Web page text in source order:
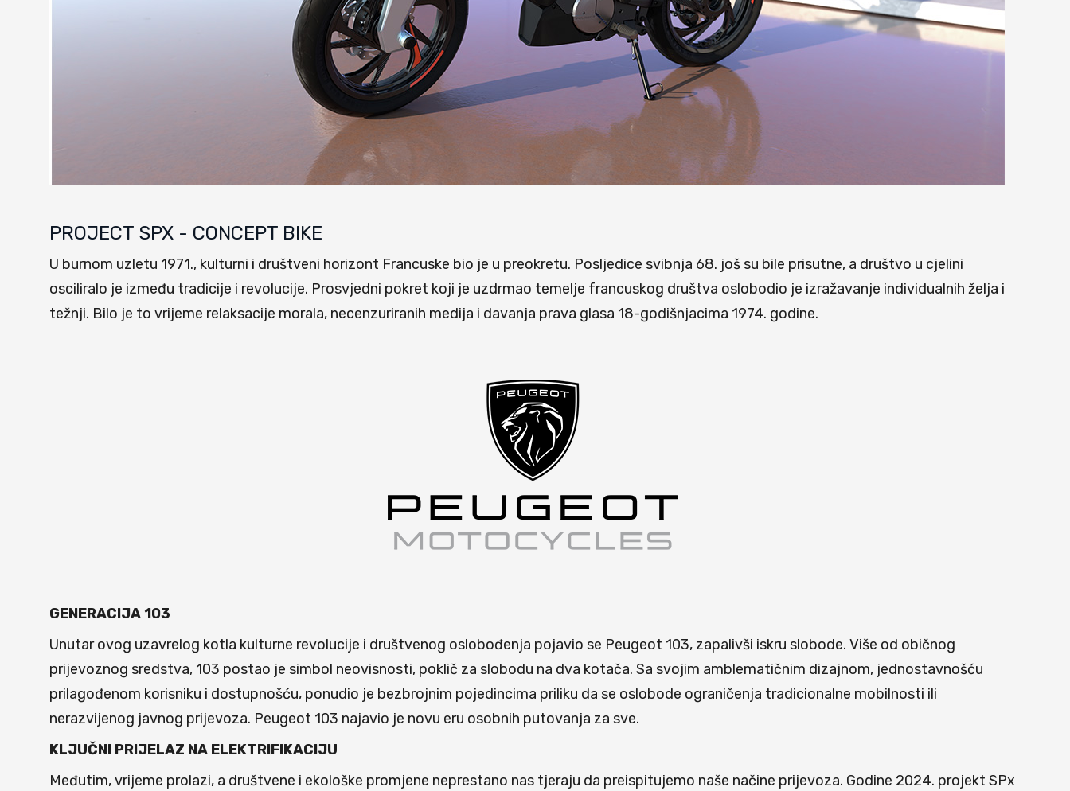
PROJECT SPX - CONCEPT BIKE
U burnom uzletu 1971., kulturni i društveni horizont Francuske bio je u preokretu. Posljedice svibnja 68. još su bile prisutne, a društvo u cjelini
osciliralo je između tradicije i revolucije. Prosvjedni pokret koji je uzdrmao temelje francuskog društva oslobodio je izražavanje individualnih želja i
težnji. Bilo je to vrijeme relaksacije morala, necenzuriranih medija i davanja prava glasa 18-godišnjacima 1974. godine.
GENERACIJA 103
Unutar ovog uzavrelog kotla kulturne revolucije i društvenog oslobođenja pojavio se Peugeot 103, zapalivši iskru slobode. Više od običnog
prijevoznog sredstva, 103 postao je simbol neovisnosti, poklič za slobodu na dva kotača. Sa svojim amblematičnim dizajnom, jednostavnošću
prilagođenom korisniku i dostupnošću, ponudio je bezbrojnim pojedincima priliku da se oslobode ograničenja tradicionalne mobilnosti ili
nerazvijenog javnog prijevoza. Peugeot 103 najavio je novu eru osobnih putovanja za sve.
KLJUČNI PRIJELAZ NA ELEKTRIFIKACIJU
Međutim, vrijeme prolazi, a društvene i ekološke promjene neprestano nas tjeraju da preispitujemo naše načine prijevoza. Godine 2024. projekt SPx